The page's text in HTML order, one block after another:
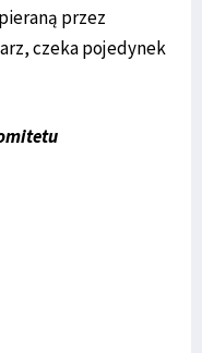
przez
czeka pojedynek